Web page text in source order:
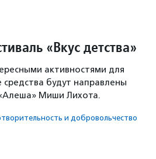
«Вкус детства»
активностями для
будут направлены
Миши Лихота.
и доброволь­чест­во